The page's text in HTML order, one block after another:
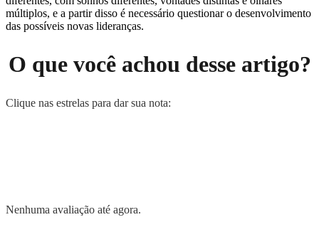
múltiplos, e a partir disso é necessário questionar o desenvolvimento
das possíveis novas lideranças.
O que você achou desse artigo?
Clique nas estrelas para dar sua nota:
Nenhuma avaliação até agora.